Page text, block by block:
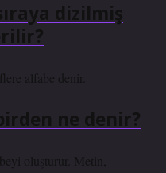
dizilmiş
alfabe denir.
ne denir?
oluşturur. Metin,